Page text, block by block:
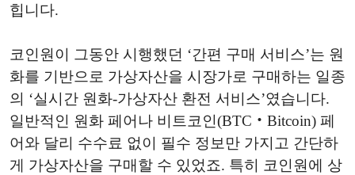
힙니다.
코인원이 그동안 시행했던 ‘간편 구매 서비스’는 원
화를 기반으로 가상자산을 시장가로 구매하는 일종
의 ‘실시간 원화-가상자산 환전 서비스’였습니다.
일반적인 원화 페어나 비트코인(BTC‧Bitcoin) 페
어와 달리 수수료 없이 필수 정보만 가지고 간단하
게 가상자산을 구매할 수 있었죠. 특히 코인원에 상